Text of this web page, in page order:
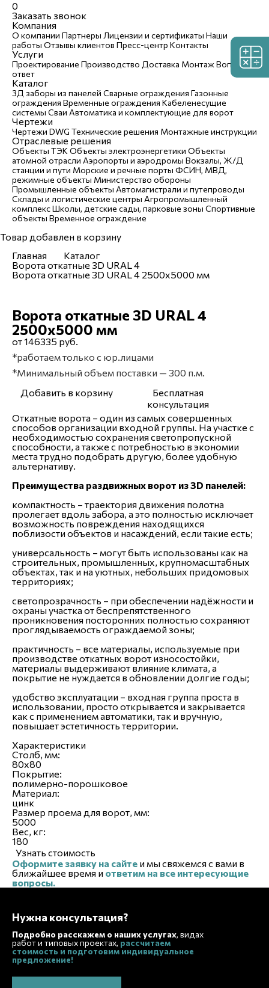
0
Заказать звонок
Компания
О компании Партнеры Лицензии и сертификаты Наши
работы Отзывы клиентов Пресс-центр Контакты
Услуги
Проектирование Производство Доставка МонтажВопрос-
ответ
Каталог
3Д заборы из панелей Сварные ограждения Газонные
ограждения Временные ограждения Кабеленесущие
системы Cваи Автоматика и комплектующие для ворот
Чертежи
Чертежи DWG Технические решения Монтажные инструкции
Отраслевые решения
Объекты ТЭК Объекты электроэнергетики Объекты
атомной отрасли Аэропорты и аэродромы Вокзалы, Ж/Д
станции и пути Морские и речные порты ФСИН, МВД,
режимные объекты Министерство обороны
Промышленные объекты Автомагистрали и путепроводы
Склады и логистические центры Агропромышленный
комплексШколы, детские сады, парковые зоны Спортивные
объекты Временное ограждение
Товар добавлен в корзину
Главная
Каталог
Ворота откатные 3D URAL 4
Ворота откатные 3D URAL 4 2500х5000 мм
Ворота откатные 3D URAL 4
2500х5000 мм
от 146335 руб.
*работаем только с юр.лицами
*Минимальный объем поставки — 300 п.м.
Добавить в корзину
Бесплатная
консультация
Откатные ворота – один из самых совершенных
способов организации входной группы. На участке с
необходимостью сохранения светопропускной
способности, а также с потребностью в экономии
места трудно подобрать другую, более удобную
альтернативу.
Преимущества раздвижных ворот из 3D панелей:
компактность – траектория движения полотна
пролегает вдоль забора, а это полностью исключает
возможность повреждения находящихся
поблизости объектов и насаждений, если такие есть;
универсальность – могут быть использованы как на
строительных, промышленных, крупномасштабных
объектах, так и на уютных, небольших придомовых
территориях;
светопрозрачность – при обеспечении надёжности и
охраны участка от беспрепятственного
проникновения посторонних полностью сохраняют
проглядываемость ограждаемой зоны;
практичность – все материалы, используемые при
производстве откатных ворот износостойки,
материалы выдерживают влияние климата, а
покрытие не нуждается в обновлении долгие годы;
удобство эксплуатации – входная группа проста в
использовании, просто открывается и закрывается
как с применением автоматики, так и вручную,
повышает эстетичность территории.
Характеристики
Столб, мм:
80х80
Покрытие:
полимерно-порошковое
Материал:
цинк
Размер проема для ворот, мм:
5000
Вес, кг:
180
Узнать стоимость
Оформите заявку на сайте и мы свяжемся с вами в
ближайшее время и ответим на все интересующие
вопросы.
Нужна консультация?
Подробно расскажем о наших услугах, видах
работ и типовых проектах, рассчитаем
стоимость и подготовим индивидуальное
предложение!